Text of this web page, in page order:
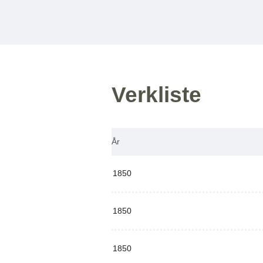
Verkliste
År
1850
1850
1850